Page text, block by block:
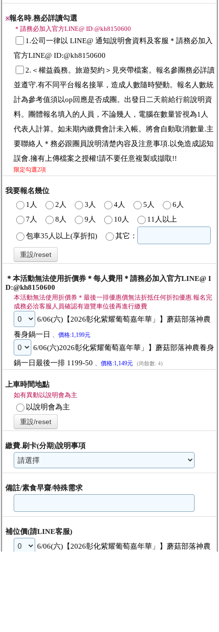
※報名時.務必詳讀勾選
＊請務必加入官方LINE@ ID:@kh8150600
1.公司一律以 LINE@ 通知說明會資料及客服＊請務必加入
官方LINE@ ID:@kh8150600
2.＜權益義務。旅遊契約＞見夾帶檔案。報名參團務必詳讀
並遵守.有不同平台報名接單，造成人數隨時變動。報名人數統
計為參考值須以op回應是否成團。出發日二天前給行前說明資
料。團體報名填入的人員，不論幾人，電腦在數量皆視為1人
代表人計算。如未期內繳費會計未入帳。將會自動取消數量.主
要聯絡人＊務必跟團員說明清楚內容及注意事項.以免造成認知
誤會.擁有上傳檔案之授權!請不要任意複製或擷取!!
限定勾選2項
我要報名幾位
1人
2人 3人 4人 5人
6人
7人
8人 9人 10人 11人以上
包車35人以上(享折扣) 其它：
重設/reset
＊本活動無法使用折價券＊每人費用＊請務必加入官方LINE@ I
D:@kh8150600
本活動無法使用折價券＊最後一排優惠價無法折抵任何折扣優惠.報名完
成務必洽客服人員確認有遊覽車位後再進行繳費
6/06(六)【2026彰化紫耀葡萄嘉年華」】蘑菇部落神農
養身鍋一日 、價格:1,199元
6/06(六)2026彰化紫耀葡萄嘉年華」】蘑菇部落神農養身
鍋一日最後一排 1199-50 、價格:1,149元 (尚餘數: 4)
上車時間地點
如有異動以說明會為主
以說明會為主
重設/reset
繳費.刷卡(分期)說明事項
備註/素食早齋/特殊需求
補位價(請LINE客服)
6/06(六)【2026彰化紫耀葡萄嘉年華」】蘑菇部落神農